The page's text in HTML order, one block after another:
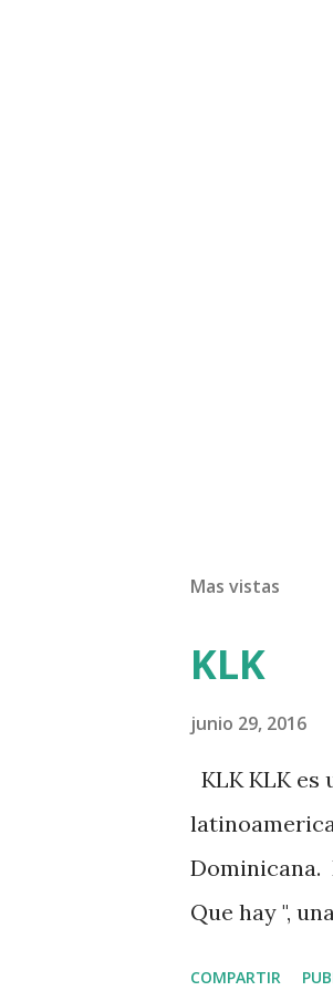
Mas vistas
KLK
junio 29, 2016
KLK KLK
Dominicana.
Que hay ",
COMPARTIR